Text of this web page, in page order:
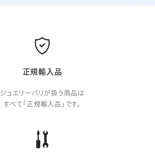
正規輸入品
ジュエリーパリが扱う商品は
すべて「正規輸入品」です。